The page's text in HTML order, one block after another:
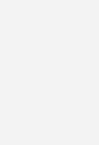
weil
zu realisieren.“